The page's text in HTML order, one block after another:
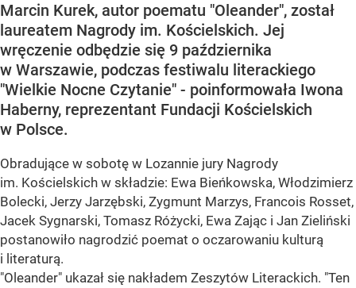
Marcin Kurek, autor poematu "Oleander", został
laureatem Nagrody im. Kościelskich. Jej
wręczenie odbędzie się 9 października
w Warszawie, podczas festiwalu literackiego
"Wielkie Nocne Czytanie" - poinformowała Iwona
Haberny, reprezentant Fundacji Kościelskich
w Polsce.
Obradujące w sobotę w Lozannie jury Nagrody
im. Kościelskich w składzie: Ewa Bieńkowska, Włodzimierz
Bolecki, Jerzy Jarzębski, Zygmunt Marzys, Francois Rosset,
Jacek Sygnarski, Tomasz Różycki, Ewa Zając i Jan Zieliński
postanowiło nagrodzić poemat o oczarowaniu kulturą
i literaturą.
"Oleander" ukazał się nakładem Zeszytów Literackich. "Ten